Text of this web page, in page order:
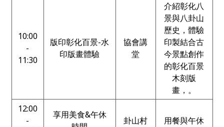
10:00
-
11:30
版印彰化百景-水
印版畫體驗
協會講
堂
介紹彰化八
景與八卦山
歷史，體驗
印製結合古
今景點創作
的彰化百景
木刻版
畫，。
12:00
-
享用美食&午休
卦山村 用餐與午休